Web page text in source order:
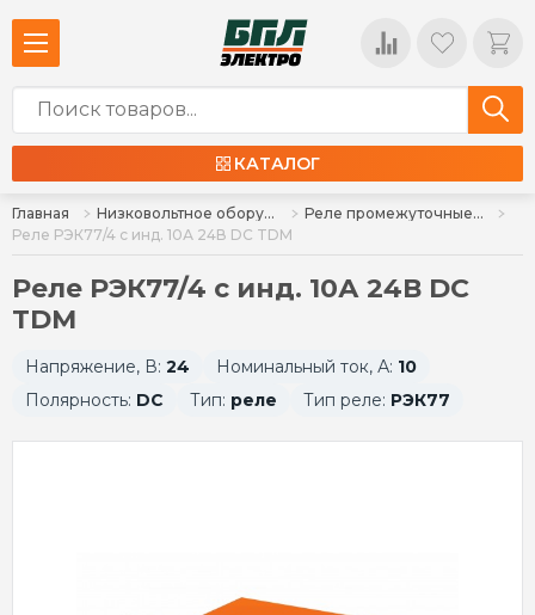
КАТАЛОГ
Главная Низковольтное оборудование
Реле промежуточные, разъемы
Реле РЭК77/4 с инд. 10А 24В DC TDM
Реле РЭК77/4 с инд. 10А 24В DC
TDM
Напряжение, В: 24 Номинальный ток, А: 10
Полярность: DC Тип: реле Тип реле: РЭК77